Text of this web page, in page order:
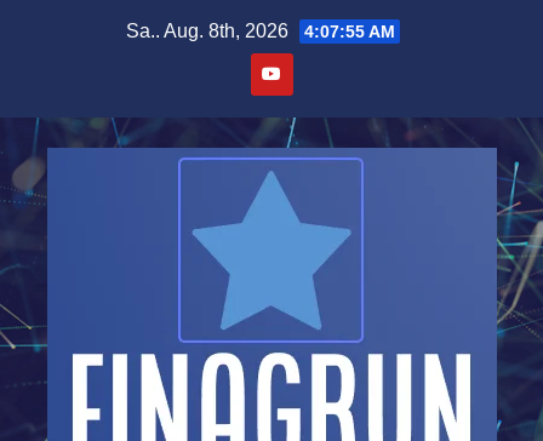
Sa.. Aug. 8th, 2026 4:07:56 AM